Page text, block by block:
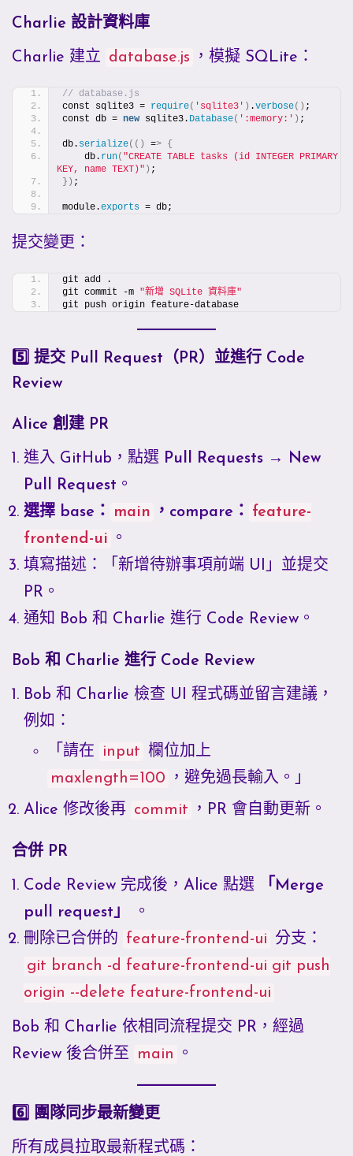
Charlie 設計資料庫
Charlie 建立 database.js ，模擬 SQLite：
// database.js
const sqlite3 = require( 'sqlite3' ) .verbose() ;
const db = new sqlite3. Database( ':memory:' ) ;
db. serialize(() => {
    db.
run( "CREATE TABLE tasks (id INTEGER PRIMARY
KEY, name TEXT)" ) ;
}) ;
module.exports = db;
提交變更：
git add .
git commit -m "新增 SQLite 資料庫"
git push origin feature-database
5️⃣ 提交 Pull Request（PR）並進行 Code
Review
Alice 創建 PR
進入 GitHub，點選 Pull Requests → New
Pull Request 。
選擇 base：
main ，compare： feature-
frontend-ui 。
填寫描述：「新增待辦事項前端 UI」並提交
PR。
通知 Bob 和 Charlie 進行 Code Review。
Bob 和 Charlie 進行 Code Review
Bob 和 Charlie 檢查 UI 程式碼並留言建議，
例如：
「請在
input 欄位加上
maxlength=100
，避免過長輸入。」
Alice 修改後再 commit ，PR 會自動更新。
合併 PR
Code Review 完成後，Alice 點選
「Merge
pull request」
。
刪除已合併的 feature-frontend-ui 分支：
git branch -d feature-frontend-ui git push
origin --delete feature-frontend-ui
Bob 和 Charlie 依相同流程提交 PR，經過
Review 後合併至
main 。
6️⃣ 團隊同步最新變更
所有成員拉取最新程式碼：